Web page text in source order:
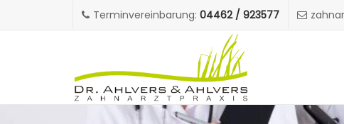
Terminvereinbarung: 04462 / 923577